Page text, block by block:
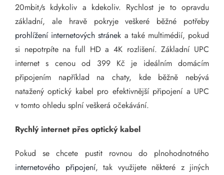
20mbit/s kdykoliv a kdekoliv. Rychlost je to opravdu
základní, ale hravě pokryje veškeré běžné potřeby
prohlížení internetových stránek a také multimédií, pokud
si nepotrpíte na full HD a 4K rozlišení. Základní UPC
internet s cenou od 399 Kč je ideálním domácím
připojením například na chaty, kde běžně nebývá
natažený optický kabel pro efektivnější připojení a UPC
v tomto ohledu splní veškerá očekávání.
Rychlý internet přes optický kabel
Pokud se chcete pustit rovnou do plnohodnotného
internetového připojení, tak využijete některé z jiných